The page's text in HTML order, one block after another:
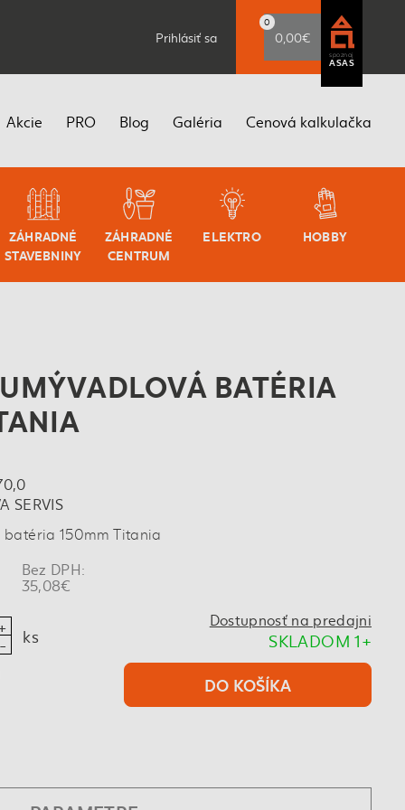
Prihlásiť sa
0
0,00€
spoznaj
ASAS
Akcie PRO Blog Galéria Cenová kalkulačka
ZÁHRADNÉ
STAVEBNINY
ZÁHRADNÉ
CENTRUM
ELEKTRO HOBBY
BATÉRIA
SERVIS
150mm Titania
Bez DPH:
35,08€
ks
Dostupnosť na predajni
SKLADOM 1+
DO KOŠÍKA